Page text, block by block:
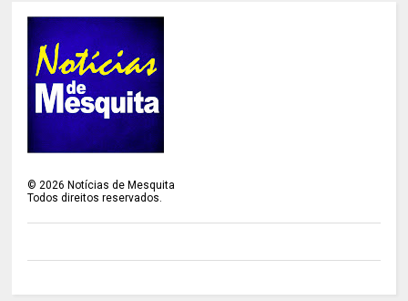
©2026 Notícias de Mesquita
Todos direitos reservados.